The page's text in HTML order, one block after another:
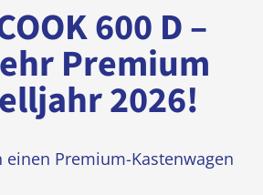
600 D –
Premium
2026!
Premium-Kastenwagen